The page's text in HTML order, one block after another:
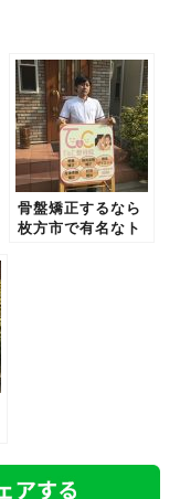
骨盤矯正するなら
枚方市で有名なト